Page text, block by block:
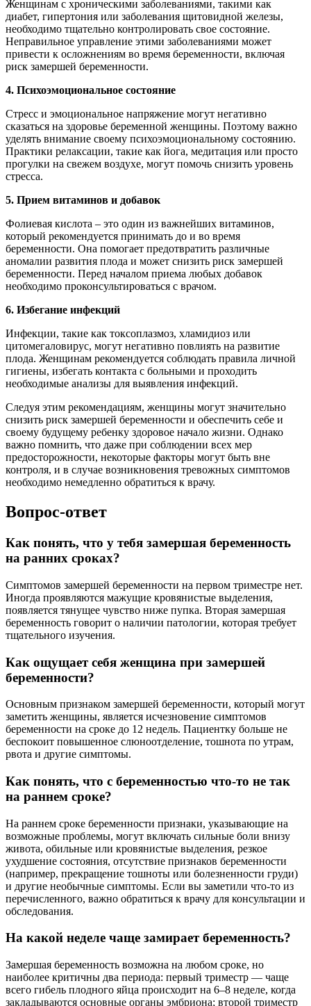
Женщинам с хроническими заболеваниями, такими как
диабет, гипертония или заболевания щитовидной железы,
необходимо тщательно контролировать свое состояние.
Неправильное управление этими заболеваниями может
привести к осложнениям во время беременности, включая
риск замершей беременности.
4. Психоэмоциональное состояние
Стресс и эмоциональное напряжение могут негативно
сказаться на здоровье беременной женщины. Поэтому важно
уделять внимание своему психоэмоциональному состоянию.
Практики релаксации, такие как йога, медитация или просто
прогулки на свежем воздухе, могут помочь снизить уровень
стресса.
5. Прием витаминов и добавок
Фолиевая кислота – это один из важнейших витаминов,
который рекомендуется принимать до и во время
беременности. Она помогает предотвратить различные
аномалии развития плода и может снизить риск замершей
беременности. Перед началом приема любых добавок
необходимо проконсультироваться с врачом.
6. Избегание инфекций
Инфекции, такие как токсоплазмоз, хламидиоз или
цитомегаловирус, могут негативно повлиять на развитие
плода. Женщинам рекомендуется соблюдать правила личной
гигиены, избегать контакта с больными и проходить
необходимые анализы для выявления инфекций.
Следуя этим рекомендациям, женщины могут значительно
снизить риск замершей беременности и обеспечить себе и
своему будущему ребенку здоровое начало жизни. Однако
важно помнить, что даже при соблюдении всех мер
предосторожности, некоторые факторы могут быть вне
контроля, и в случае возникновения тревожных симптомов
необходимо немедленно обратиться к врачу.
Вопрос-ответ
Как понять, что у тебя замершая беременность
на ранних сроках?
Симптомов замершей беременности на первом триместре нет.
Иногда проявляются мажущие кровянистые выделения,
появляется тянущее чувство ниже пупка. Вторая замершая
беременность говорит о наличии патологии, которая требует
тщательного изучения.
Как ощущает себя женщина при замершей
беременности?
Основным признаком замершей беременности, который могут
заметить женщины, является исчезновение симптомов
беременности на сроке до 12 недель. Пациентку больше не
беспокоит повышенное слюноотделение, тошнота по утрам,
рвота и другие симптомы.
Как понять, что с беременностью что-то не так
на раннем сроке?
На раннем сроке беременности признаки, указывающие на
возможные проблемы, могут включать сильные боли внизу
живота, обильные или кровянистые выделения, резкое
ухудшение состояния, отсутствие признаков беременности
(например, прекращение тошноты или болезненности груди)
и другие необычные симптомы. Если вы заметили что-то из
перечисленного, важно обратиться к врачу для консультации и
обследования.
На какой неделе чаще замирает беременность?
Замершая беременность возможна на любом сроке, но
наиболее критичны два периода: первый триместр — чаще
всего гибель плодного яйца происходит на 6–8 неделе, когда
закладываются основные органы эмбриона; второй триместр